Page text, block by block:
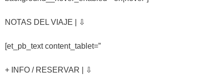
NOTAS DEL VIAJE | ⇩
[et_pb_text content_tablet=”
+ INFO / RESERVAR | ⇩